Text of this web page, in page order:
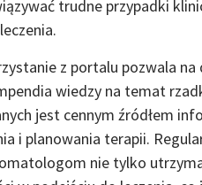
trudne przypadki
z portalu pozwala
wiedzy na temat
jest cennym źródłem
i planowania terapii.
nie tylko